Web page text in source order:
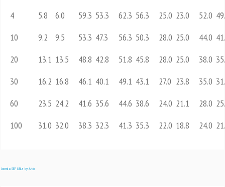
4
5.8 6.0 59.3 53.3 62.3 56.3 25.0 23.0 52.0
10
9.2 9.5 53.3 47.3 56.3 50.3 28.0 25.0 44.0
20
13.1 13.5 48.8 42.8 51.8 45.8 28.0 25.0 38.0
30
16.2 16.8 46.1 40.1 49.1 43.1 27.0 23.8 35.0
60
23.5 24.2 41.6 35.6 44.6 38.6 24.0 21.1 28.0
100
31.0 32.0 38.3 32.3 41.3 35.3 22.0 18.8 24.0
Joomla SEF URLs by Artio